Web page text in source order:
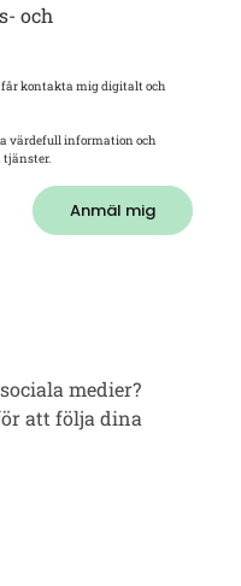
och
kontakta mig digitalt och
värdefull information och
tjänster.
Anmäl mig
medier?
att följa dina